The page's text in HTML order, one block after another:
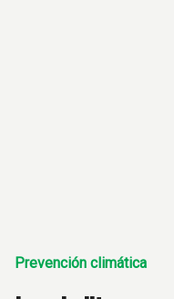
Prevención climática